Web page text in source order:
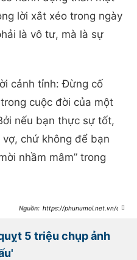
lời xắt xéo trong ngày
là vô tư, mà là sự
cảnh tỉnh: Đừng cố
cuộc đời của một
nếu bạn thực sự tốt,
chứ không để bạn
nhầm mâm” trong
https://phunumoi.net.vn/dra
co-dau-chot-ha-khien-dan-tinh-
tam-tac-lay-dung-nha-roi-day-
d351631.html
5 triệu chụp ảnh